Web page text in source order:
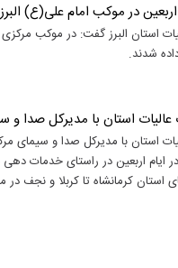
استان البرز گفت: در موکب
شدند.
استان با مدیرکل صدا و
استان با مدیرکل صدا و سیمای
ایام اربعین در راستای خدمات
استان کرمانشاه تا کربلا و نجفدومنماهنگ صحن حضرت زهرا